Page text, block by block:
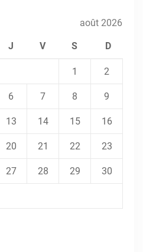
août 2026
J V S D
1 2
6 7 8 9
13 14 15 16
20 21 22 23
27 28 29 30